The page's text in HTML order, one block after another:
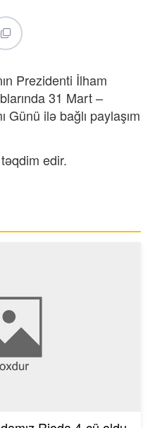
Prezidenti İlham
31 Mart –
Günü ilə bağlı paylaşım
edir.